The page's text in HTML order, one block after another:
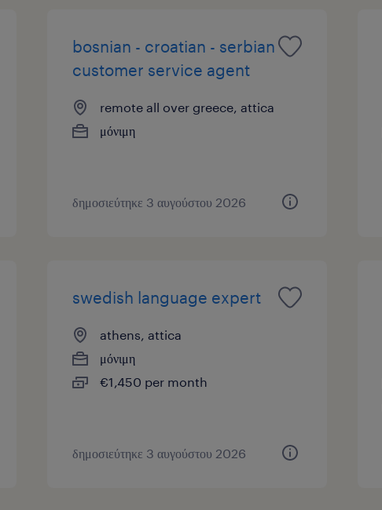
bosnian - croatian - serbian
customer service agent
remote all over greece, attica
μόνιμη
δημοσιεύτηκε 3 αυγούστου 2026
swedish language expert
athens, attica
μόνιμη
€1,450 per month
δημοσιεύτηκε 3 αυγούστου 2026